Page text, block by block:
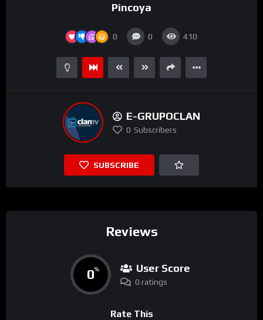
Pincoya
0 0 410
E-GRUPOCLAN
0 Subscribers
SUBSCRIBE
Reviews
0% User Score
0 ratings
Rate This